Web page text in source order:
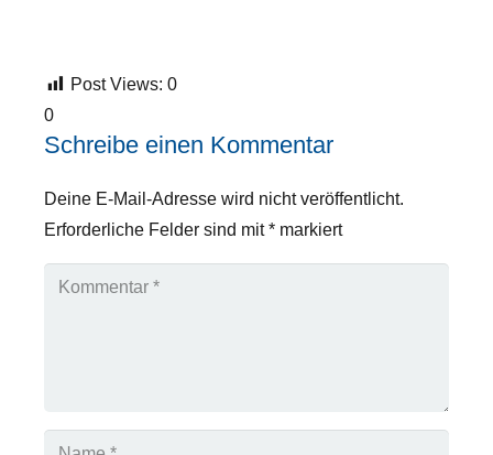
Post Views: 0
0
Schreibe einen Kommentar
Deine E-Mail-Adresse wird nicht veröffentlicht.
Erforderliche Felder sind mit* markiert